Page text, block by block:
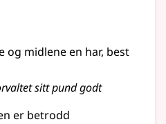
og midlene en har, best
sitt pund godt
er betrodd